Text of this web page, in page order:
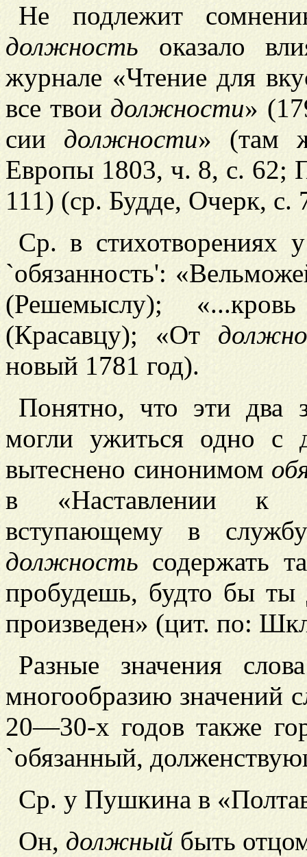
Не подлежит
должность оказало
журнале «Чтение для
все твои должности»
сии должности» (там
Европы 1803, ч. 8, с. 62;
111) (ср. Будде, Очерк, с.
Ср. в стихотворениях
`обязанность':
(Решемыслу);
(Красавцу); «От
новый 1781 год).
Понятно, что эти два
могли ужиться одно
вытеснено синонимом
в «Наставлении к
вступающему в
должность содержать
пробудешь, будто бы ты
произведен» (цит. по:
Разные значения
многообразию значений
20—30-х годов также
`обязанный,
Ср. у Пушкина в
Он, должный быть